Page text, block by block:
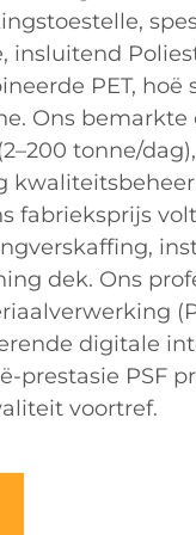
insluitend
PET, hoë
Ons bemarkte
tonne/
fabrieksprijs
dek. Ons
digitale
prestasie PSF
voortref.